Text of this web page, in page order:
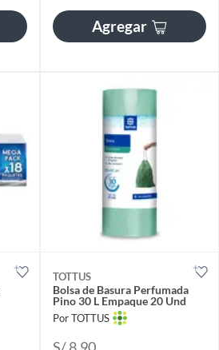
Agregar
TOTTUS
Bolsa de Basura Perfumada
Pino 30 L Empaque 20 Und
Por TOTTUS